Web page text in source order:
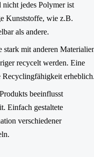
jedes Polymer ist
Kunststoffe, wie z.B.
als andere.
stark mit anderen
recycelt werden. Eine
Recyclingfähigkeit
beeinflusst
Einfach gestaltete
verschiedener